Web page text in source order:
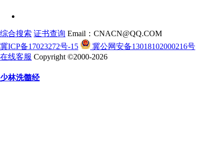
综合搜索 证书查询 Email：CNACN@QQ.COM
冀ICP备17023272号-15
冀公网安备13018102000216号
在线客服 Copyright ©2000-2026
少林洗髓经